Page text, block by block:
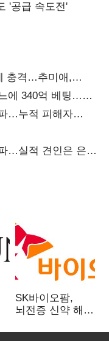
'공급 속도전'
충격…추미애,
에 340억 베팅…
…누적 피해자
…실적 견인은 은행
SK바이오팜,
뇌전증 신약 해외
차세대 신약 개발